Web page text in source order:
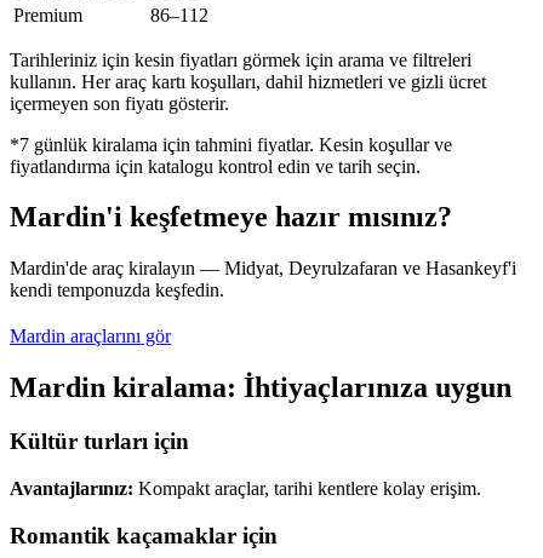
Premium
86–112
Tarihleriniz için kesin fiyatları görmek için arama ve filtreleri
kullanın. Her araç kartı koşulları, dahil hizmetleri ve gizli ücret
içermeyen son fiyatı gösterir.
*7 günlük kiralama için tahmini fiyatlar. Kesin koşullar ve
fiyatlandırma için katalogu kontrol edin ve tarih seçin.
Mardin'i keşfetmeye hazır mısınız?
Mardin'de araç kiralayın — Midyat, Deyrulzafaran ve Hasankeyf'i
kendi temponuzda keşfedin.
Mardin araçlarını gör
Mardin kiralama: İhtiyaçlarınıza uygun
Kültür turları için
Avantajlarınız: Kompakt araçlar, tarihi kentlere kolay erişim.
Romantik kaçamaklar için